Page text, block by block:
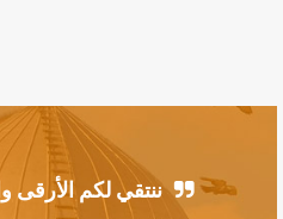
ننتقي لكم الأرقى